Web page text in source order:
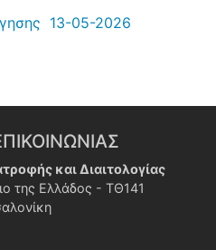
13-05-2026
και Διαιτολογίας
της Ελλάδος - ΤΘ141